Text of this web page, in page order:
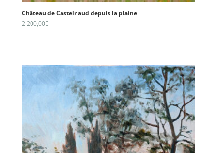
Château de Castelnaud depuis la plaine
2 200,00€